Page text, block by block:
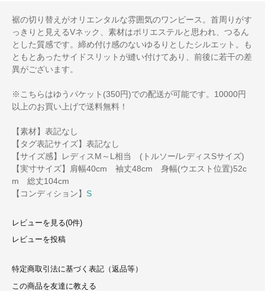
裾の切り替えがオリエンタルな雰囲気のワンピース。首周りがす
っきりと見えるVネック、素材はポリエステルと思われ、つるん
とした質感です。締め付け感のないゆるりとしたシルエット。も
ともとあったサイドスリットが縫い付けてあり、前後に若干の差
異がございます。
※こちらはゆうパケット(350円)での配送が可能です。10000円
以上のお買い上げで送料無料！
【素材】表記なし
【タグ表記サイズ】表記なし
【サイズ感】レディスM～L相当 (トルソー/レディスSサイズ)
【実寸サイズ】肩幅40cm 袖丈48cm 身幅(ウエスト位置)52c
m 総丈104cm
【コンディション】 S
レビューを見る(0件)
レビューを投稿
特定商取引法に基づく表記（返品等）
この商品を友達に教える